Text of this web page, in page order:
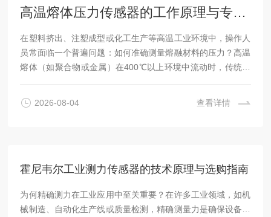
高温熔体压力传感器的工作原理与专业选购指南
在塑料挤出、注塑成型或化工生产等高温工业环境中，操作人
员常面临一个普遍问题：如何准确测量熔融材料的压力？高温
熔体（如聚合物或金属）在400℃以上环境中流动时，传统压
中断。例如，在塑料薄膜生产线中，压力波动未及时检测可能
引发材料降解或厚度不均，影响产品质量和效率。这种挑战源
2026-08-04 查看详情
霍尼韦尔工业测力传感器的技术原理与选购指南
为何精确测力在工业应用中至关重要？在许多工业领域，如机
械制造、自动化生产线或质量检测，精确测量力是确保设备性